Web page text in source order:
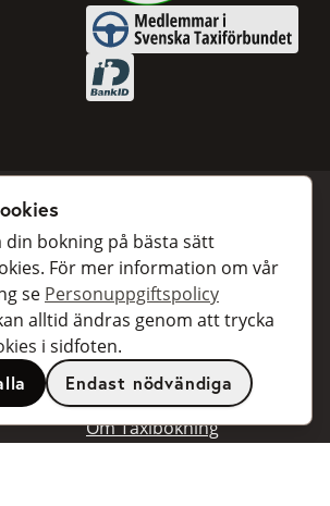
Medlemmar i Svenska
BankID
Samarbeta
För taxibolag
Bokningsdialoger för
företag
API för utvecklare
Om Taxibokning
bokning på bästa sätt
För mer information om vår
se Personuppgiftspolicy
alltid ändras genom att trycka
i sidfoten.
Endast nödvändiga